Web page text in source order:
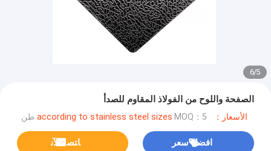
5
/
6
الصفحة واللوح من الفولاذ المقاوم للصدأ
الأسعار：according to stainless steel sizes MOQ：5 طن
افضل سعر ﺎﺘﺼﻟ ﺍﻶﻧ